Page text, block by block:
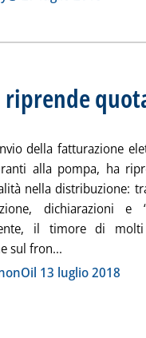
della fatturazione
alla pompa, ha
nella distribuzione:
dichiarazioni e
il timore di
sul fron...
13 luglio 2018